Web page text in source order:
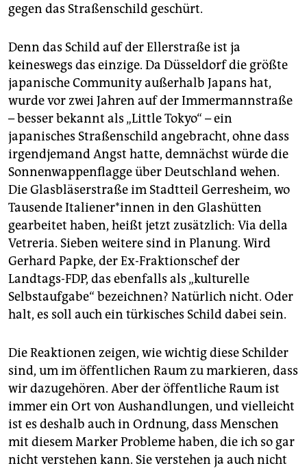
gegen das Straßenschild geschürt.
Denn das Schild auf der Ellerstraße ist ja
keineswegs das einzige. Da Düsseldorf die größte
japanische Community außerhalb Japans hat,
wurde vor zwei Jahren auf der Immermannstraße
– besser bekannt als „Little Tokyo“ – ein
japanisches Straßenschild angebracht, ohne dass
irgendjemand Angst hatte, demnächst würde die
Sonnenwappenflagge über Deutschland wehen.
Die Glasbläserstraße im Stadtteil Gerresheim, wo
Tausende Ita­lie­ne­r*in­nen in den Glashütten
gearbeitet haben, heißt jetzt zusätzlich: Via della
Vetreria. Sieben weitere sind in Planung. Wird
Gerhard Papke, der Ex-Fraktionschef der
Landtags-FDP, das ebenfalls als „kulturelle
Selbstaufgabe“ bezeichnen? Natürlich nicht. Oder
halt, es soll auch ein türkisches Schild dabei sein.
Die Reaktionen zeigen, wie wichtig diese Schilder
sind, um im öffentlichen Raum zu markieren, dass
wir dazugehören. Aber der öffentliche Raum ist
immer ein Ort von Aushandlungen, und vielleicht
ist es deshalb auch in Ordnung, dass Menschen
mit diesem Marker Probleme haben, die ich so gar
nicht verstehen kann. Sie verstehen ja auch nicht